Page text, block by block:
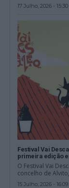
17 Julho, 2026 - 15:30
Festival Vai
primeira edição
O Festival Vai
concelho de
15 Julho, 2026 - 16:09